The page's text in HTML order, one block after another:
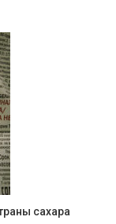
сахара